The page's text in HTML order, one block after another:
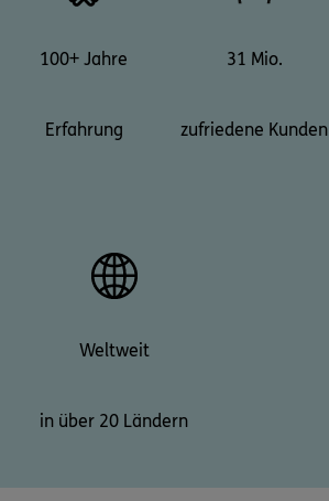
100+ Jahre
Erfahrung
31 Mio.
zufriedene Kunden
Weltweit
in über 20 Ländern